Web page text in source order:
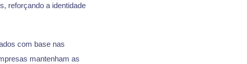
reforçando a identidade
com base nas
mantenham as